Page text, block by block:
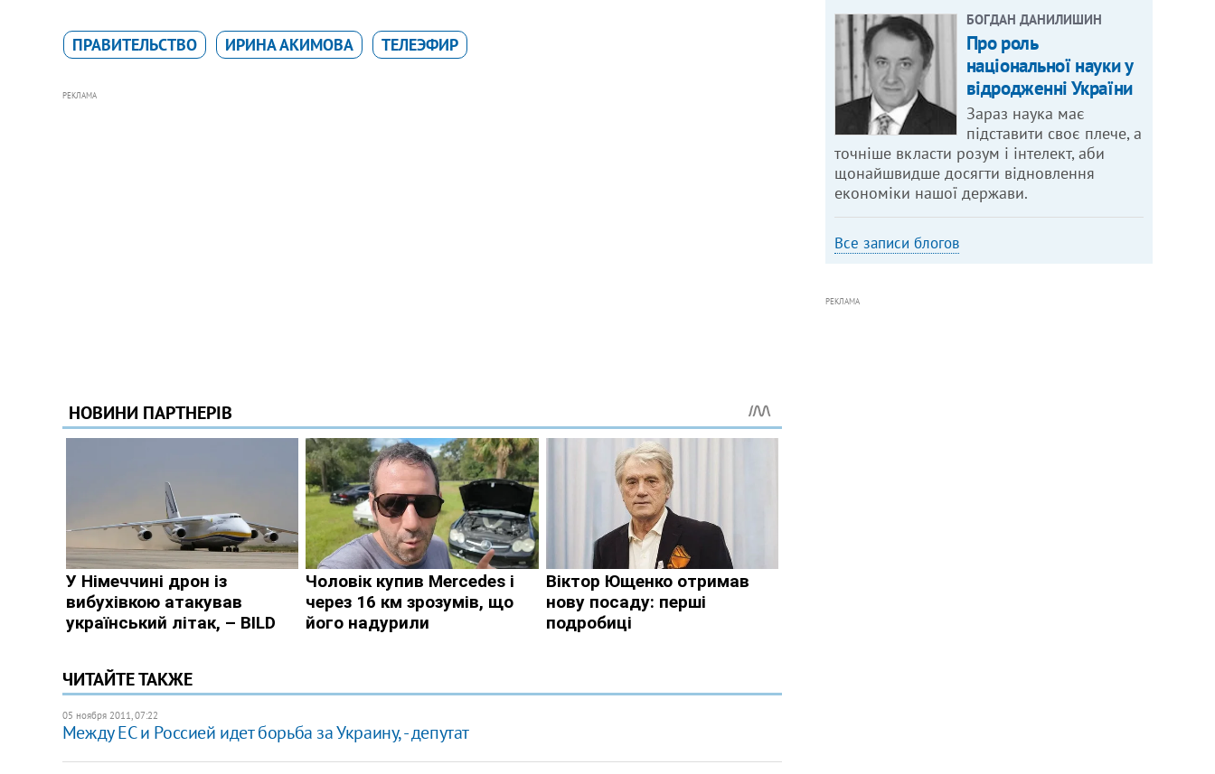
ПРАВИТЕЛЬСТВО ИРИНА АКИМОВА ТЕЛЕЭФИР
РЕКЛАМА
ЧИТАЙТЕ ТАКЖЕ
05 ноября 2011, 07:22
​Между ЕС и Россией идет борьба за Украину, - депутат
БОГДАН ДАНИЛИШИН
Про роль
національної науки у
відродженні України
Зараз наука має
підставити своє плече, а
точніше вкласти розум і інтелект, аби
щонайшвидше досягти відновлення
економіки нашої держави.
Все записи блогов
РЕКЛАМА